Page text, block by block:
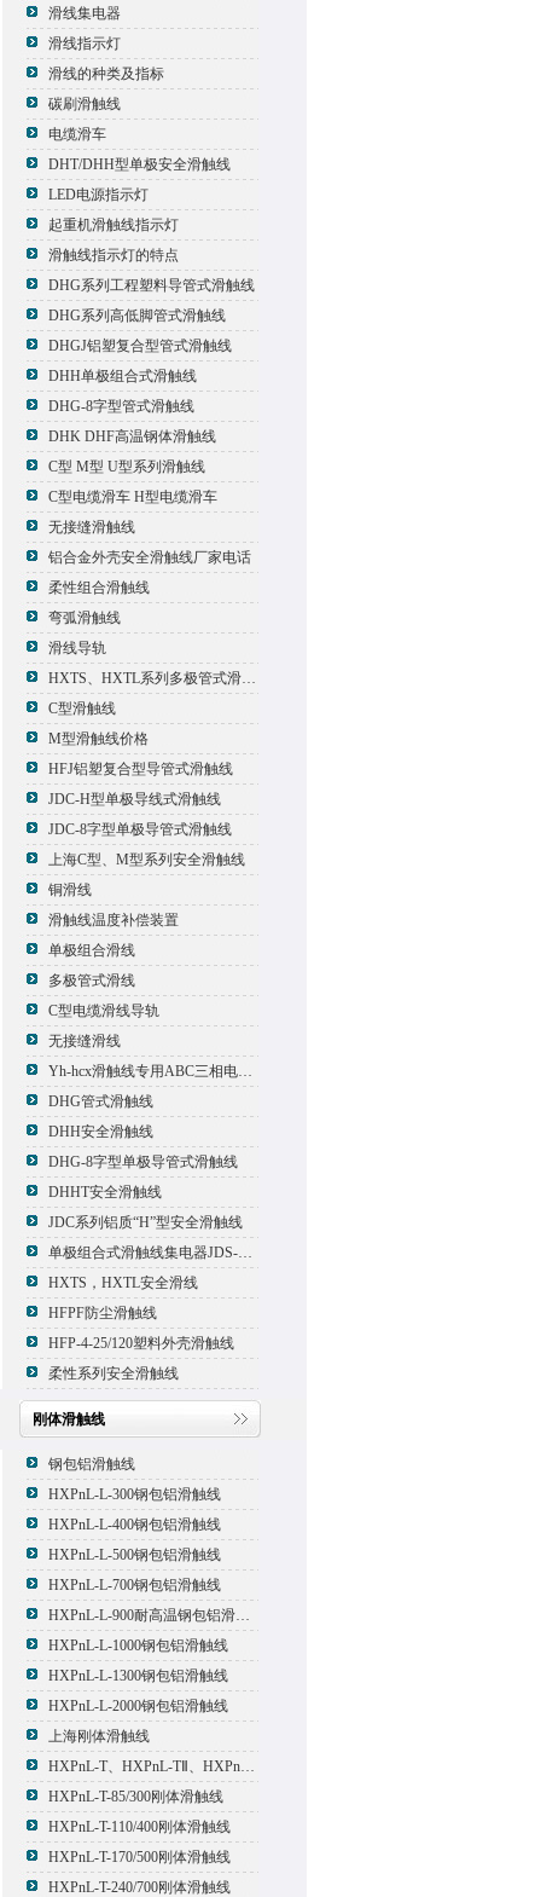
滑线集电器
滑线指示灯
滑线的种类及指标
碳刷滑触线
电缆滑车
DHT/DHH型单极安全滑触线
LED电源指示灯
起重机滑触线指示灯
滑触线指示灯的特点
DHG系列工程塑料导管式滑触线
DHG系列高低脚管式滑触线
DHGJ铝塑复合型管式滑触线
DHH单极组合式滑触线
DHG-8字型管式滑触线
DHK DHF高温钢体滑触线
C型 M型 U型系列滑触线
C型电缆滑车 H型电缆滑车
无接缝滑触线
铝合金外壳安全滑触线厂家电话
柔性组合滑触线
弯弧滑触线
滑线导轨
HXTS、HXTL系列多极管式滑触线报价
C型滑触线
M型滑触线价格
HFJ铝塑复合型导管式滑触线
JDC-H型单极导线式滑触线
JDC-8字型单极导管式滑触线
上海C型、M型系列安全滑触线
铜滑线
滑触线温度补偿装置
单极组合滑线
多极管式滑线
C型电缆滑线导轨
无接缝滑线
Yh-hcx滑触线专用ABC三相电压信号指示灯
DHG管式滑触线
DHH安全滑触线
DHG-8字型单极导管式滑触线
DHHT安全滑触线
JDC系列铝质“H”型安全滑触线
单极组合式滑触线集电器JDS-500*2
HXTS，HXTL安全滑线
HFPF防尘滑触线
HFP-4-25/120塑料外壳滑触线
柔性系列安全滑触线
刚体滑触线
钢包铝滑触线
HXPnL-L-300钢包铝滑触线
HXPnL-L-400钢包铝滑触线
HXPnL-L-500钢包铝滑触线
HXPnL-L-700钢包铝滑触线
HXPnL-L-900耐高温钢包铝滑触线
HXPnL-L-1000钢包铝滑触线
HXPnL-L-1300钢包铝滑触线
HXPnL-L-2000钢包铝滑触线
上海刚体滑触线
HXPnL-T、HXPnL-TⅡ、HXPnL-TⅢ系列钢体滑线
HXPnL-T-85/300刚体滑触线
HXPnL-T-110/400刚体滑触线
HXPnL-T-170/500刚体滑触线
HXPnL-T-240/700刚体滑触线